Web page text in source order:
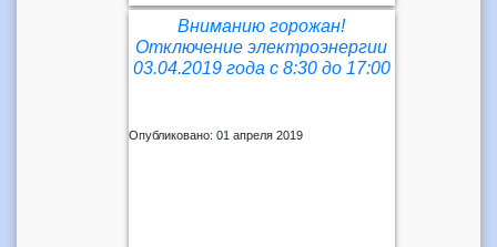
Вниманию горожан!
Отключение электроэнергии
03.04.2019 года с 8:30 до 17:00
Опубликовано: 01 апреля 2019